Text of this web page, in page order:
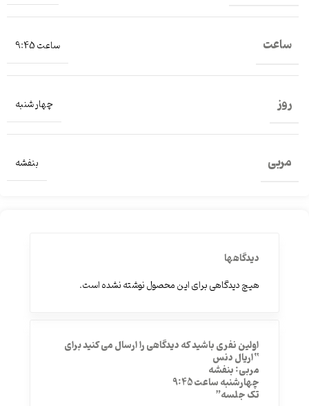
ساعت ساعت 9:45
روز چهار شنبه
مربی بنفشه
دیدگاهها
هیچ دیدگاهی برای این محصول نوشته نشده است.
اولین نفری باشید که دیدگاهی را ارسال می کنید برای
“اریال دنس
مربی: بنفشه
چهارشنبه ساعت 9:45
تک جلسه”